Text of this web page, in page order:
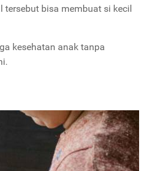
tersebut bisa membuat si kecil
kesehatan anak tanpa